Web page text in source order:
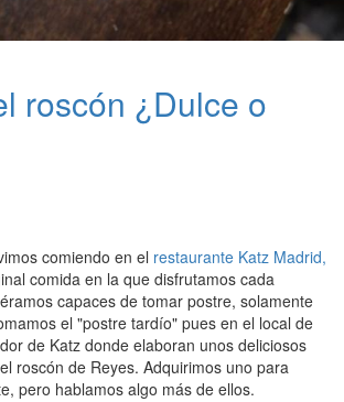
roscón ¿Dulce o
comiendo en el restaurante Katz Madrid,
comida en la que disfrutamos cada
capaces de tomar postre, solamente
el "postre tardío" pues en el local de
de Katz donde elaboran unos deliciosos
roscón de Reyes. Adquirimos uno para
pero hablamos algo más de ellos.